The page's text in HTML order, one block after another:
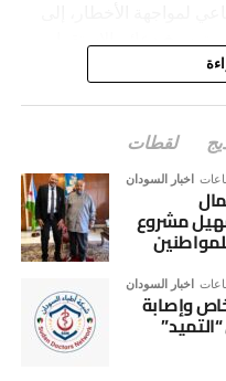
لقطات
اخبار السودان
مشروع
اخبار السودان
مقتل 4 أشخاص وإصابة